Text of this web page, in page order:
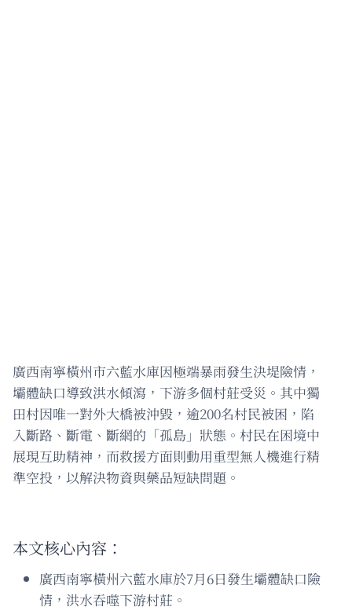
廣西南寧橫州市六藍水庫因極端暴雨發生決堤險情，
壩體缺口導致洪水傾瀉，下游多個村莊受災。其中獨
田村因唯一對外大橋被沖毀，逾200名村民被困，陷
入斷路、斷電、斷網的「孤島」狀態。村民在困境中
展現互助精神，而救援方面則動用重型無人機進行精
準空投，以解決物資與藥品短缺問題。
本文核心內容：
廣西南寧橫州六藍水庫於7月6日發生壩體缺口險
情，洪水吞噬下游村莊。